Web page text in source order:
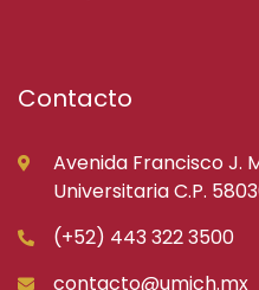
Contacto
Avenida Francisco J.
Universitaria C.P.
(+52) 443 322 3500
contacto@umich.mx